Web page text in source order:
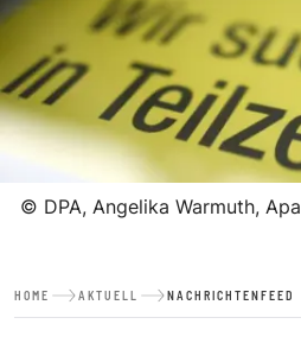
© DPA, Angelika Warmuth, Apa
HOME AKTUELL NACHRICHTENFEED